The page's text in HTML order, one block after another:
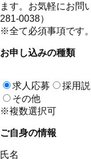
ます。お気軽にお問
281-0038）
※全て必須事項です
お申し込みの種類
求人応募 採用
その他
※複数選択可
ご自身の情報
氏名